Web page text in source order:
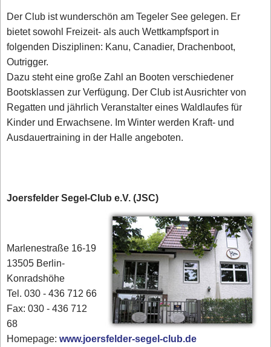
Der Club ist wunderschön am Tegeler See gelegen. Er
bietet sowohl Freizeit- als auch Wettkampfsport in
folgenden Disziplinen: Kanu, Canadier, Drachenboot,
Outrigger.
Dazu steht eine große Zahl an Booten verschiedener
Bootsklassen zur Verfügung. Der Club ist Ausrichter von
Regatten und jährlich Veranstalter eines Waldlaufes für
Kinder und Erwachsene. Im Winter werden Kraft- und
Ausdauertraining in der Halle angeboten.
Joersfelder Segel-Club e.V. (JSC)
Marlenestraße 16-19
13505 Berlin-
Konradshöhe
Tel. 030 - 436 712 66
Fax: 030 - 436 712
68
Homepage:www.joersfelder-segel-club.de